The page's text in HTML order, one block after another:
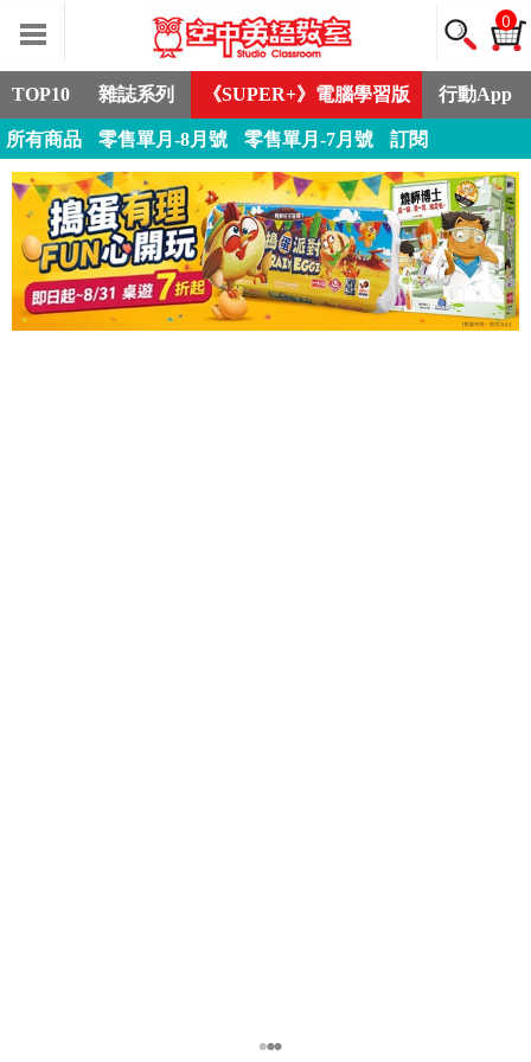
0
TOP10 雜誌系列 《SUPER+》電腦學習版 行動App
所有商品 零售單月-8月號 零售單月-7月號 訂閱